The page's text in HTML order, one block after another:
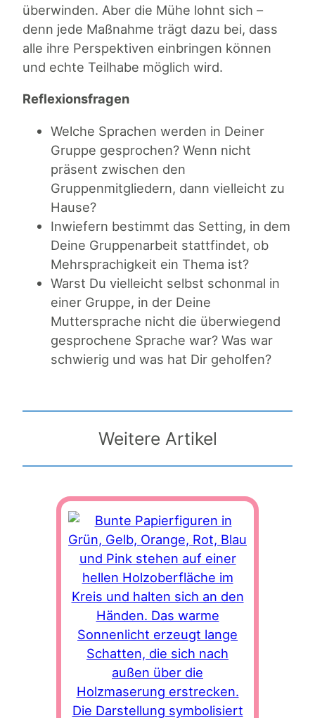
überwinden. Aber die Mühe lohnt sich –
denn jede Maßnahme trägt dazu bei, dass
alle ihre Perspektiven einbringen können
und echte Teilhabe möglich wird.
Reflexionsfragen
Welche Sprachen werden in Deiner
Gruppe gesprochen? Wenn nicht
präsent zwischen den
Gruppenmitgliedern, dann vielleicht zu
Hause?
Inwiefern bestimmt das Setting, in dem
Deine Gruppenarbeit stattfindet, ob
Mehrsprachigkeit ein Thema ist?
Warst Du vielleicht selbst schonmal in
einer Gruppe, in der Deine
Muttersprache nicht die überwiegend
gesprochene Sprache war? Was war
schwierig und was hat Dir geholfen?
Weitere Artikel